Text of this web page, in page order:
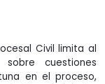
Civil limita al
cuestiones
en el proceso,